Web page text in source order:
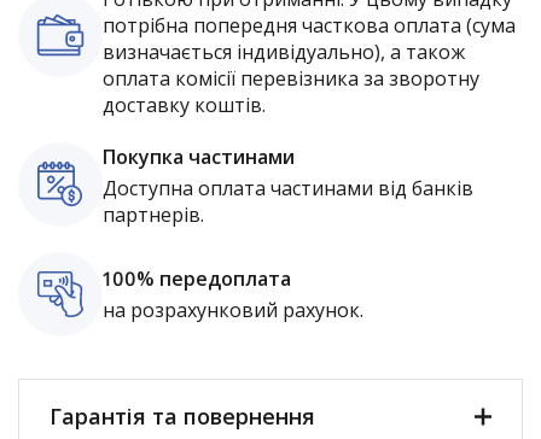
потрібна попередня часткова оплата (сума
визначається індивідуально), а також
оплата комісії перевізника за зворотну
доставку коштів.
Покупка частинами
Доступна оплата частинами від банків
партнерів.
100% передоплата
на розрахунковий рахунок.
Гарантія та повернення